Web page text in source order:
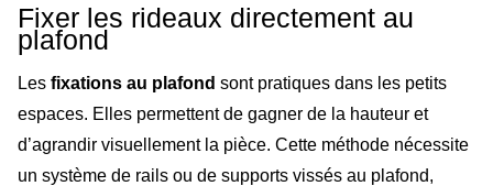
Fixer les rideaux directement au
plafond
Les fixations au plafond sont pratiques dans les petits
espaces. Elles permettent de gagner de la hauteur et
d’agrandir visuellement la pièce. Cette méthode nécessite
un système de rails ou de supports vissés au plafond,